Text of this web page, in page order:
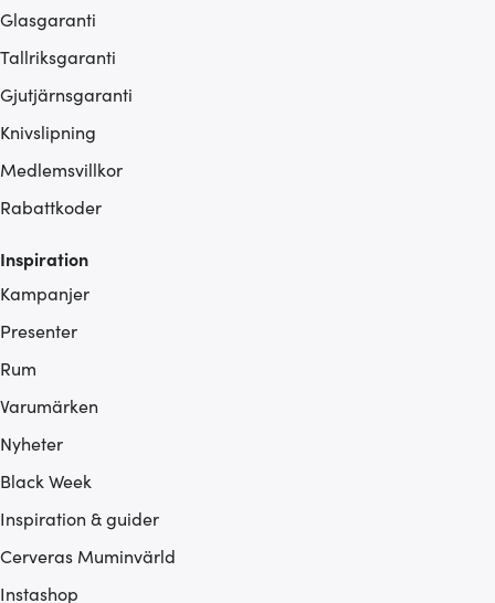
Glasgaranti
Tallriksgaranti
Gjutjärnsgaranti
Knivslipning
Medlemsvillkor
Rabattkoder
Inspiration
Kampanjer
Presenter
Rum
Varumärken
Nyheter
Black Week
Inspiration & guider
Cerveras Muminvärld
Instashop